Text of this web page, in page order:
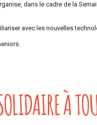
dans le cadre de la
avec les nouvelles
À